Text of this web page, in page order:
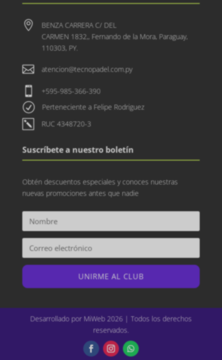

BENZA CARRERA C/ DEL
CARMEN 1832,, Fernando de la Mora, Paraguay,
110303, PY.
 atencion@tecnopadel.com.py
 +595-985-366-390
R Perteneciente a Felipe Rodriguez
k RUC 4348720-3
Suscríbete a nuestro boletín
Obtén descuentos especiales y conoces nuestras
nuevas promociones antes que nadie
UNIRME AL CLUB
Desarrollado por MiWeb 2026 | Todos los derechos
reservados.